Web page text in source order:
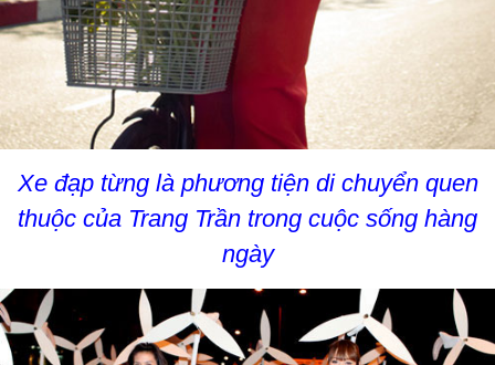
Xe đạp từng là phương tiện di chuyển quen
thuộc của Trang Trần trong cuộc sống hàng
ngày